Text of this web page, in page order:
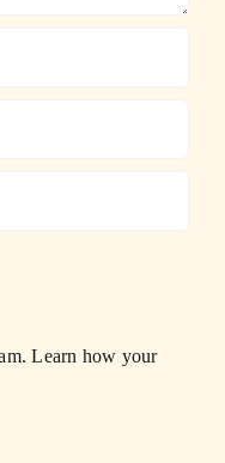
Learn how your